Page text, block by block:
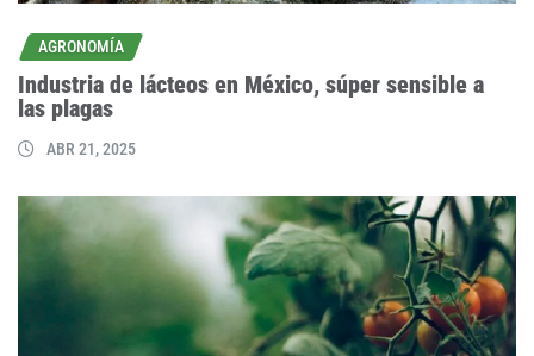
AGRONOMÍA
Industria de lácteos en México, súper sensible a
las plagas
ABR 21, 2025